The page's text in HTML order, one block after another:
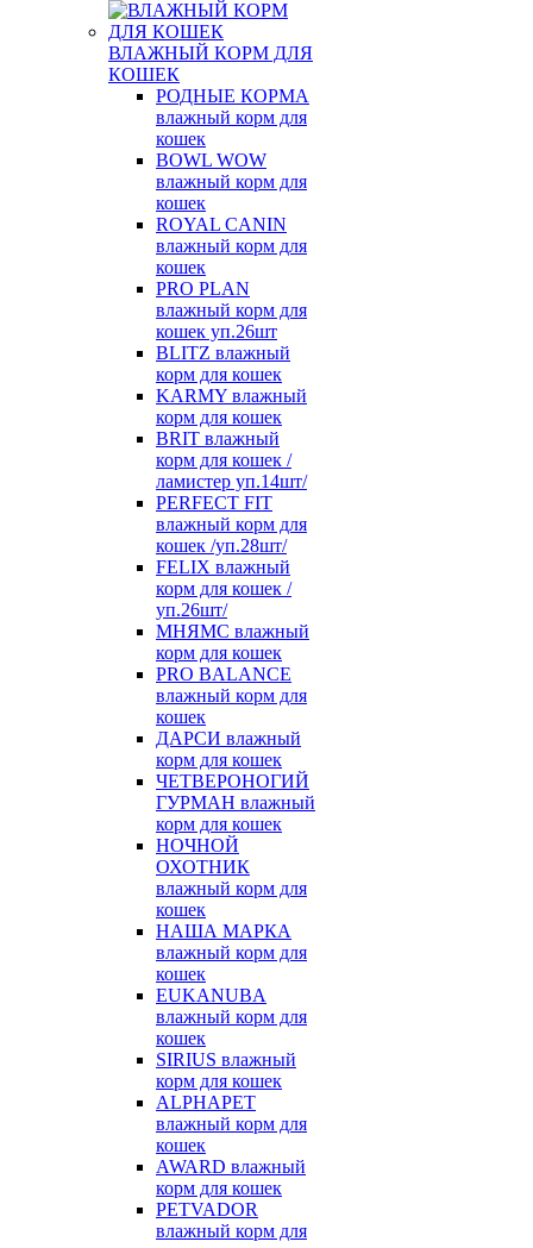
ВЛАЖНЫЙ КОРМ ДЛЯ
КОШЕК
РОДНЫЕ КОРМА
влажный корм для
кошек
BOWL WOW
влажный корм для
кошек
ROYAL CANIN
влажный корм для
кошек
PRO PLAN
влажный корм для
кошек уп.26шт
BLITZ влажный
корм для кошек
KARMY влажный
корм для кошек
BRIT влажный
корм для кошек /
ламистер уп.14шт/
PERFECT FIT
влажный корм для
кошек /уп.28шт/
FELIX влажный
корм для кошек /
уп.26шт/
МНЯМС влажный
корм для кошек
PRO BALANCE
влажный корм для
кошек
ДАРСИ влажный
корм для кошек
ЧЕТВЕРОНОГИЙ
ГУРМАН влажный
корм для кошек
НОЧНОЙ
ОХОТНИК
влажный корм для
кошек
НАША МАРКА
влажный корм для
кошек
EUKANUBA
влажный корм для
кошек
SIRIUS влажный
корм для кошек
ALPHAPET
влажный корм для
кошек
AWARD влажный
корм для кошек
PETVADOR
влажный корм для